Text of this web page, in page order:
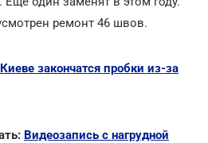
ремонт 46 швов.
закончатся пробки из-за
Видеозапись с нагрудной